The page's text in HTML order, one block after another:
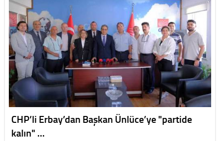
CHP’li Erbay’dan Başkan Ünlüce’ye "partide
kalın" …